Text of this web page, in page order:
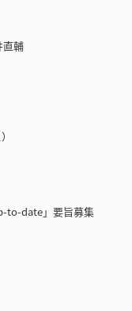
輔
to-date」要旨募集